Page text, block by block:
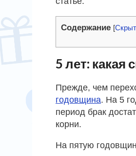
Содержание [
5 лет: какая
Прежде, чем
годовщина. На 5
период брак
корни.
На пятую